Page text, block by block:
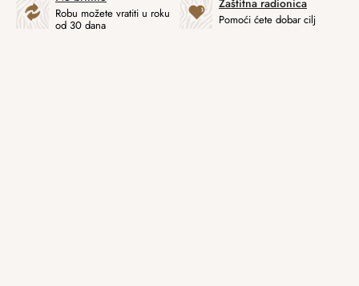
Robu možete vratiti u roku
od 30 dana Pomoći ćete dobar cilj